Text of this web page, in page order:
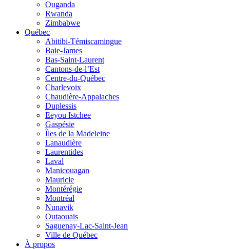
Ouganda
Rwanda
Zimbabwe
Québec
Abitibi-Témiscamingue
Baie-James
Bas-Saint-Laurent
Cantons-de-l’Est
Centre-du-Québec
Charlevoix
Chaudière-Appalaches
Duplessis
Eeyou Istchee
Gaspésie
Îles de la Madeleine
Lanaudière
Laurentides
Laval
Manicouagan
Mauricie
Montérégie
Montréal
Nunavik
Outaouais
Saguenay-Lac-Saint-Jean
Ville de Québec
À propos